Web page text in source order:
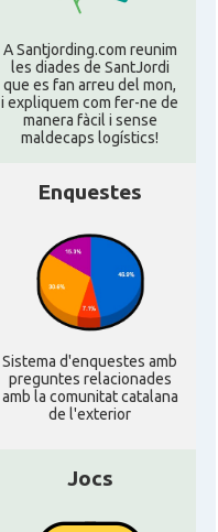
A Santjording.com reunim
les diades de SantJordi
que es fan arreu del mon,
i expliquem com fer-ne de
manera fàcil i sense
maldecaps logí­stics!
Enquestes
Sistema d'enquestes amb
preguntes relacionades
amb la comunitat catalana
de l'exterior
Jocs